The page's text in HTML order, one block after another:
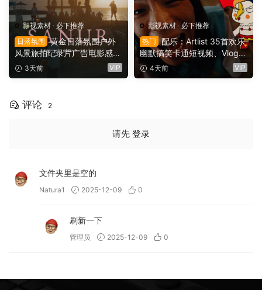
影视素材 · 必下推荐
日落氛围
黄金日落氛围户外
风景旅拍纪录片广告电影感短
片达芬奇调色节点+LUT调色
预设（16144）
3天前 VIP
影视素材 · 必下推荐
热门
配乐：Artlist 35首欢乐
幽默搞笑卡通短视频、Vlog、
情景喜剧电影广告配乐BGM
视频背景音乐素材（16141）
4天前 VIP
评论 2
请先 登录
文件夹里是空的
Natura1 2025-12-09 0
刷新一下
管理员 2025-12-09 0